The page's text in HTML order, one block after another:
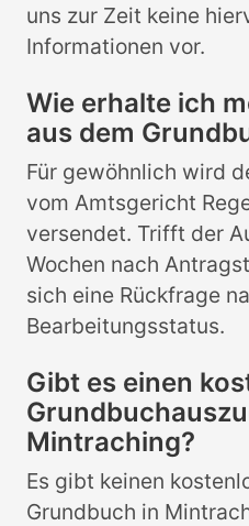
uns zur Zeit keine
Informationen vor.
Wie erhalte ich
aus dem
Für gewöhnlich wird
vom Amtsgericht
versendet. Trifft der
Wochen nach
sich eine Rückfrage
Bearbeitungsstatus.
Gibt es einen
Mintraching?
Es gibt keinen
Grundbuch in